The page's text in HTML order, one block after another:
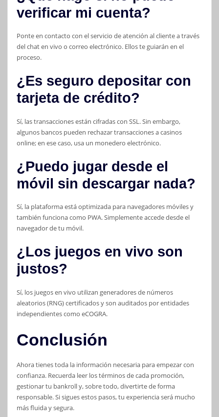
verificar mi cuenta?
Ponte en contacto con el servicio de atención al cliente a través
del chat en vivo o correo electrónico. Ellos te guiarán en el
proceso.
¿Es seguro depositar con
tarjeta de crédito?
Sí, las transacciones están cifradas con SSL. Sin embargo,
algunos bancos pueden rechazar transacciones a casinos
online; en ese caso, usa un monedero electrónico.
¿Puedo jugar desde el
móvil sin descargar nada?
Sí, la plataforma está optimizada para navegadores móviles y
también funciona como PWA. Simplemente accede desde el
navegador de tu móvil.
¿Los juegos en vivo son
justos?
Sí, los juegos en vivo utilizan generadores de números
aleatorios (RNG) certificados y son auditados por entidades
independientes como eCOGRA.
Conclusión
Ahora tienes toda la información necesaria para empezar con
confianza. Recuerda leer los términos de cada promoción,
gestionar tu bankroll y, sobre todo, divertirte de forma
responsable. Si sigues estos pasos, tu experiencia será mucho
más fluida y segura.